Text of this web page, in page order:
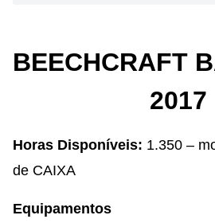
BEECHCRAFT
2017
Horas Disponíveis: 1.350 –
de CAIXA
Equipamentos